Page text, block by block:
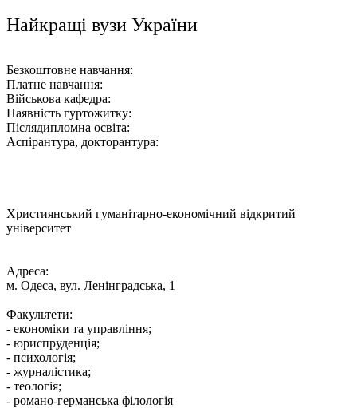
Найкращі вузи України
Безкоштовне навчання:
Платне навчання:
Військова кафедра:
Наявність гуртожитку:
Післядипломна освіта:
Аспірантура, докторантура:
Християнський гуманітарно-економічний відкритий
університет
Адреса:
м. Одеса, вул. Ленінградська, 1
Факультети:
- економіки та управління;
- юриспруденція;
- психологія;
- журналістика;
- теологія;
- романо-германська філологія